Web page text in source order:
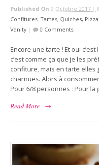
Published On9 Octobre 2017 |
Confitures,Tartes, Quiches,
Vanity | 0 Comments
Encore une tarte ! Et oui
c’est comme ça que je les
confiture, mais en tarte
charnues. Alors à
Pour 6/8 personnes : Pour la
Read More
→